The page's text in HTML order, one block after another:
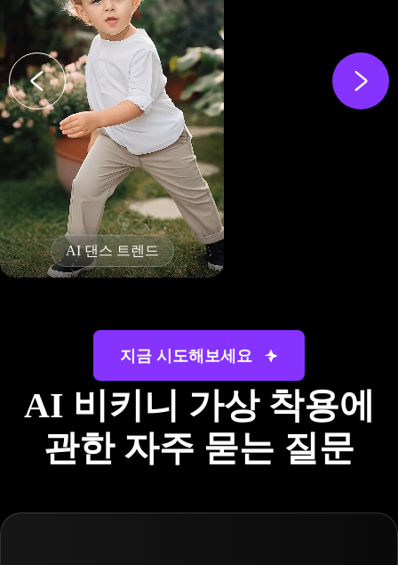
AI 마인크래프트 필터
지금 시도해보세요
AI 비키니 가상 착용에
관한 자주 묻는 질문